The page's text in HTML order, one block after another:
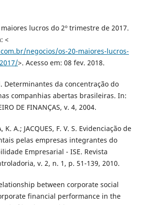
maiores lucros do 2º trimestre de 2017.
<
negocios/os-20-maiores-lucros-
>. Acesso em: 08 fev. 2018.
Determinantes da concentração do
companhias abertas brasileiras. In:
DE FINANÇAS, v. 4, 2004.
K. A.; JACQUES, F. V. S. Evidenciação de
pelas empresas integrantes do
Empresarial - ISE. Revista
v. 2, n. 1, p. 51-139, 2010.
between corporate social
financial performance in the